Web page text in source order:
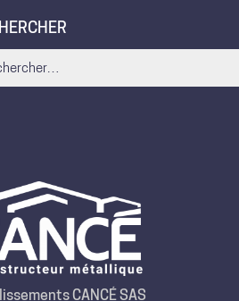
CANCÉ SAS